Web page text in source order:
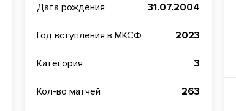
Дата рождения 31.07.2004
Год вступления в МКСФ 2023
Категория 3
Кол-во матчей 263